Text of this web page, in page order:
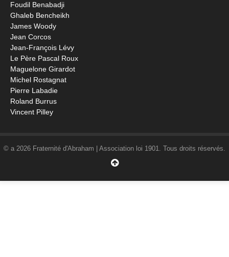
Foudil Benabadji
Ghaleb Bencheikh
James Woody
Jean Corcos
Jean-François Lévy
Le Père Pascal Roux
Maguelone Girardot
Michel Rostagnat
Pierre Labadie
Roland Burrus
Vincent Pilley
© a 2026 Fraternité d'Abraham | Association loi 1901. Tous droits réservés.